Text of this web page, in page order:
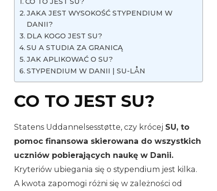
JAKA JEST WYSOKOŚĆ STYPENDIUM W
DANII?
DLA KOGO JEST SU?
SU A STUDIA ZA GRANICĄ
JAK APLIKOWAĆ O SU?
STYPENDIUM W DANII | SU-LÅN
CO TO JEST SU?
Statens Uddannelsesstøtte, czy krócej SU, to
pomoc finansowa skierowana do wszystkich
uczniów pobierających naukę w Danii.
Kryteriów ubiegania się o stypendium jest kilka.
A kwota zapomogi różni się w zależności od